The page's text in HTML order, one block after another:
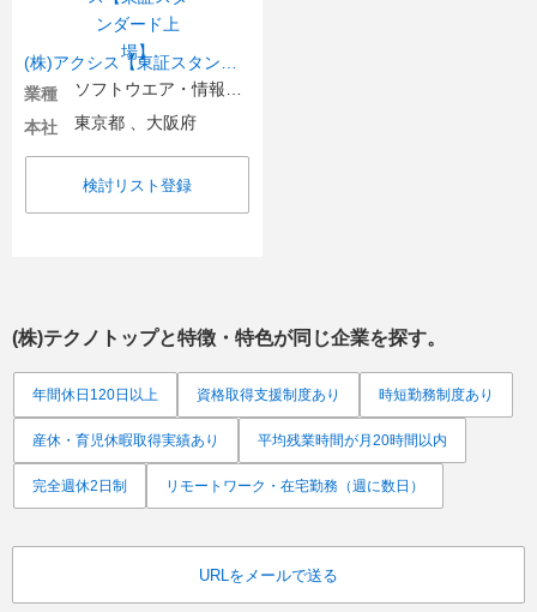
業種
本社
東京都 、大阪府
検討リスト登録
(株)テクノトップと特徴・特色が同じ企業を探す。
年間休日120日以上 資格取得支援制度あり 時短勤務制度あり
産休・育児休暇取得実績あり 平均残業時間が月20時間以内
完全週休2日制 リモートワーク・在宅勤務（週に数日）
URLをメールで送る